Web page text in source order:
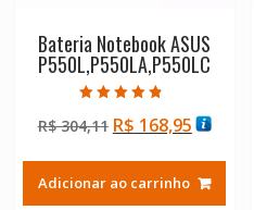
Bateria Notebook ASUS
P550L,P550LA,P550LC
4.50
de 5
R$304,11 O
original
era:
R$ 168,95O
atual
é:
Adicionar ao carrinho